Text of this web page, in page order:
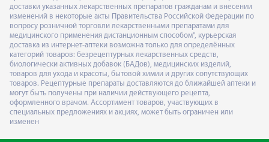
доставки указанных лекарственных препаратов гражданам и внесении
изменений в некоторые акты Правительства Российской Федерации по
вопросу розничной торговли лекарственными препаратами для
медицинского применения дистанционным способом", курьерская
доставка из интернет-аптеки возможна только для определённых
категорий товаров: безрецептурных лекарственных средств,
биологически активных добавок (БАДов), медицинских изделий,
товаров для ухода и красоты, бытовой химии и других сопутствующих
товаров. Рецептурные препараты доставляются до ближайшей аптеки и
могут быть получены при наличии действующего рецепта,
оформленного врачом. Ассортимент товаров, участвующих в
специальных предложениях и акциях, может быть ограничен или
изменен